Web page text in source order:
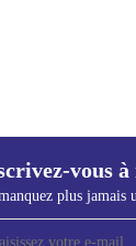
vous
plus jamais
infos de